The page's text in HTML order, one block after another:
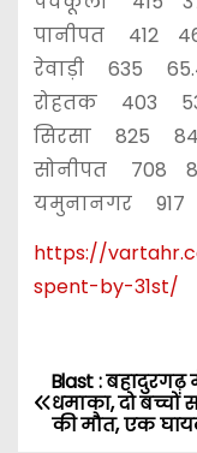
पानीपत 412
रेवाड़ी 635
रोहतक 403
सिरसा 825
सोनीपत 708
यमुनानगर 917
https://
spent-by-31st/
PBlast : बहादुरगढ़
धमाका, दो बच्चों
की मौत, एक